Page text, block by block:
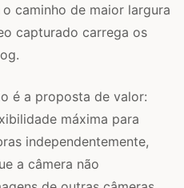
caminho de maior largura
capturado carrega os
é a proposta de valor:
máxima para
independentemente,
a câmera não